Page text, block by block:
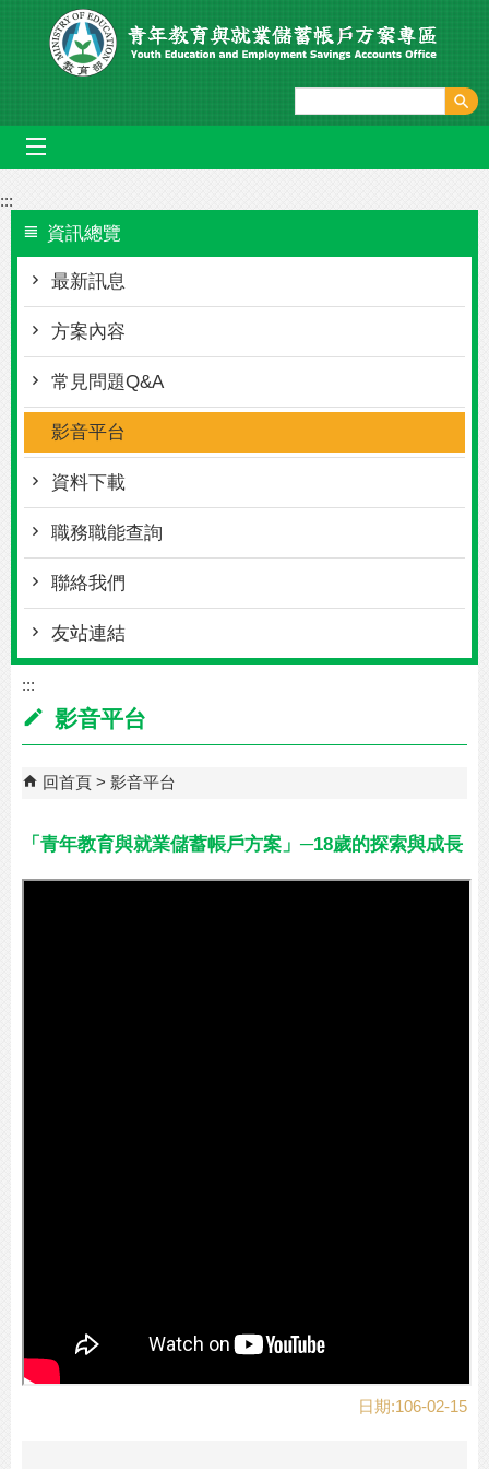
跳到主要內容區塊
:::
資訊總覽
最新訊息
方案內容
常見問題Q&A
影音平台
資料下載
職務職能查詢
聯絡我們
友站連結
:::
影音平台
回首頁 影音平台
「青年教育與就業儲蓄帳戶方案」─18歲的探索與成長
日期:106-02-15